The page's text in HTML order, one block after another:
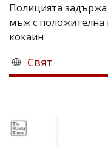
Полицията
мъж с положителна
кокаин
Свят